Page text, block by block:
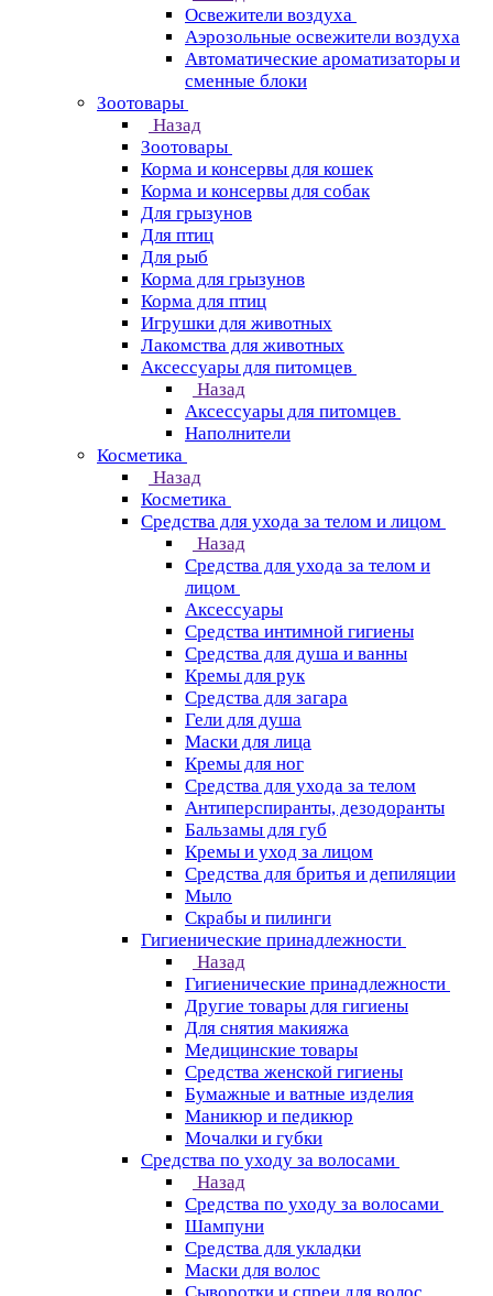
Освежители воздуха
Аэрозольные освежители воздуха
Автоматические ароматизаторы и
сменные блоки
Зоотовары
Назад
Зоотовары
Корма и консервы для кошек
Корма и консервы для собак
Для грызунов
Для птиц
Для рыб
Корма для грызунов
Корма для птиц
Игрушки для животных
Лакомства для животных
Аксессуары для питомцев
Назад
Аксессуары для питомцев
Наполнители
Косметика
Назад
Косметика
Средства для ухода за телом и лицом
Назад
Средства для ухода за телом и
лицом
Аксессуары
Средства интимной гигиены
Средства для душа и ванны
Кремы для рук
Средства для загара
Гели для душа
Маски для лица
Кремы для ног
Средства для ухода за телом
Антиперспиранты, дезодоранты
Бальзамы для губ
Кремы и уход за лицом
Средства для бритья и депиляции
Мыло
Скрабы и пилинги
Гигиенические принадлежности
Назад
Гигиенические принадлежности
Другие товары для гигиены
Для снятия макияжа
Медицинские товары
Средства женской гигиены
Бумажные и ватные изделия
Маникюр и педикюр
Мочалки и губки
Средства по уходу за волосами
Назад
Средства по уходу за волосами
Шампуни
Средства для укладки
Маски для волос